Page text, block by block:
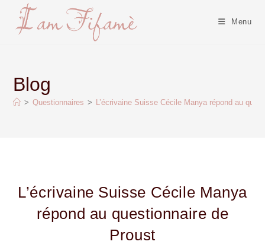
Menu
Blog
> Questionnaires > L’écrivaine Suisse Cécile Manya répond au
L’écrivaine Suisse Cécile Manya
répond au questionnaire de
Proust